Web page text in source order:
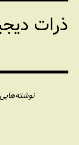
رفتن
محتواذرات